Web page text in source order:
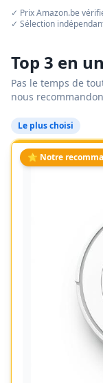
✓ Prix Amazon.be
✓ Sélection
Top 3 en
Pas le temps de
nous
Le plus choisi
⭐ Notre